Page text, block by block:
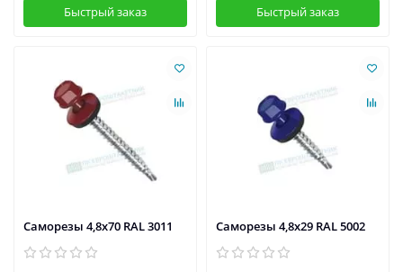
Быстрый заказ Быстрый заказ
Саморезы 4,8х70 RAL 3011 Саморезы 4,8х29 RAL 5002